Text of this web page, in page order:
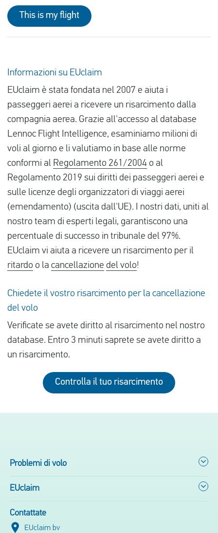
This is my flight
Informazioni su EUclaim
EUclaim è stata fondata nel 2007 e aiuta i
passeggeri aerei a ricevere un risarcimento dalla
compagnia aerea. Grazie all'accesso al database
Lennoc Flight Intelligence, esaminiamo milioni di
voli al giorno e li valutiamo in base alle norme
conformi al Regolamento 261/2004 o al
Regolamento 2019 sui diritti dei passeggeri aerei e
sulle licenze degli organizzatori di viaggi aerei
(emendamento) (uscita dall'UE). I nostri dati, uniti al
nostro team di esperti legali, garantiscono una
percentuale di successo in tribunale del 97%.
EUclaim vi aiuta a ricevere un risarcimento per il
ritardo o la cancellazione del volo!
Chiedete il vostro risarcimento per la cancellazione
del volo
Verificate se avete diritto al risarcimento nel nostro
database. Entro 3 minuti saprete se avete diritto a
un risarcimento.
Controlla il tuo risarcimento
Problemi di volo
EUclaim
Contattate
EUclaim bv